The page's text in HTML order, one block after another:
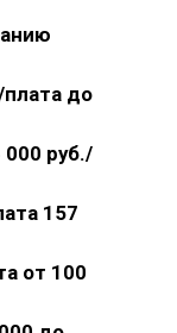
до
000 руб./
157
от 100